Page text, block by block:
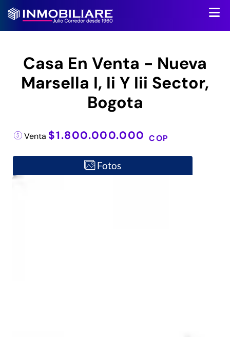
Casa En Venta - Nueva
Marsella I, Ii Y Iii Sector,
Bogota
Venta $1.800.000.000 COP
Fotos